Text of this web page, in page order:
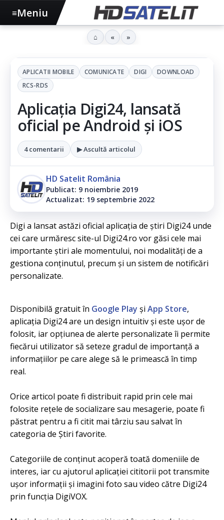
APLICATII MOBILE COMUNICATE DIGI
DOWNLOAD
RCS-RDS
Aplicația Digi24, lansată
oficial pe Android și iOS
4 comentarii ▶ Ascultă articolul
HD Satelit România
Publicat: 9 noiembrie 2019
Actualizat: 19 septembrie 2022
Digi a lansat astăzi oficial aplicația de știri Digi24 unde
cei care urmăresc site-ul Digi24.ro vor găsi cele mai
importante știri ale momentului, noi modalități de a
gestiona conținutul, precum și un sistem de notificări
personalizate.
Disponibilă gratuit în Google Play și App Store,
aplicația Digi24 are un design intuitiv și este ușor de
folosit, iar opțiunea de alerte personalizate îi permite
fiecărui utilizator să seteze gradul de importanță a
informațiilor pe care alege să le primească în timp
real.
Orice articol poate fi distribuit rapid prin cele mai
folosite rețele de socializare sau mesagerie, poate fi
păstrat pentru a fi citit mai târziu sau salvat în
categoria de Știri favorite.
Categoriile de conținut acoperă toată domeniile de
interes, iar cu ajutorul aplicației cititorii pot transmite
ușor informații și imagini foto sau video către Digi24
prin funcția DigiVOX.
≡Meniu
⌂ « »